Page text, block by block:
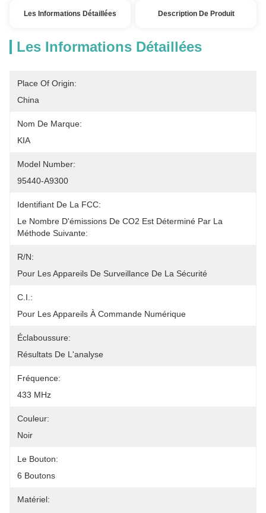
Les Informations Détaillées Description De Produit
Les Informations Détaillées
Place Of Origin:
China
Nom De Marque:
KIA
Model Number:
95440-A9300
Identifiant De La FCC:
Le Nombre D'émissions De CO2 Est Déterminé Par La
Méthode Suivante:
R/N:
Pour Les Appareils De Surveillance De La Sécurité
C.I.:
Pour Les Appareils À Commande Numérique
Éclaboussure:
Résultats De L'analyse
Fréquence:
433 MHz
Couleur:
Noir
Le Bouton:
6 Boutons
Matériel: